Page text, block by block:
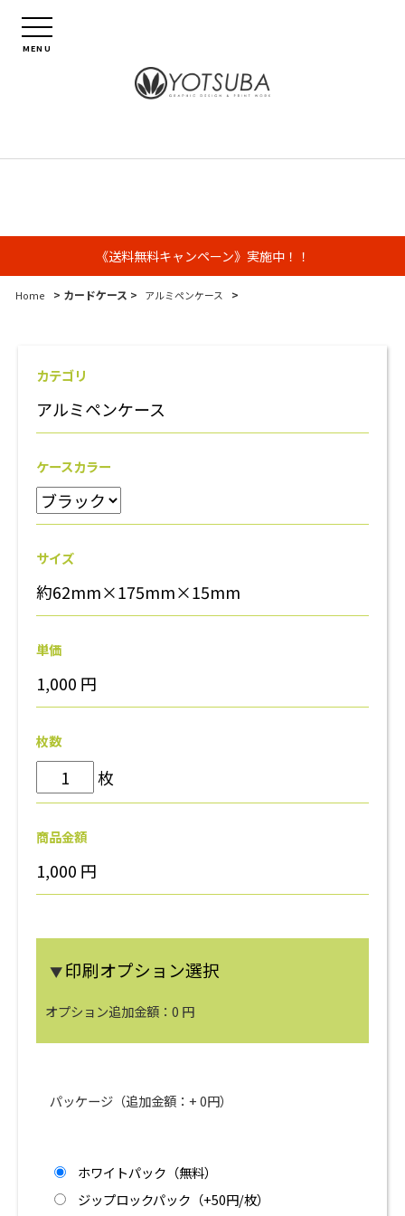
MENU
《送料無料キャンペーン》実施中！！
Home > カードケース > アルミペンケース >
カテゴリ
アルミペンケース
ケースカラー
サイズ
約62mm×175mm×15mm
単価
1,000 円
枚数
枚
商品金額
1,000 円
▼印刷オプション選択
オプション追加金額： 0 円
パッケージ（追加金額：+0円）
ホワイトパック（無料）
ジップロックパック（+50円/枚）